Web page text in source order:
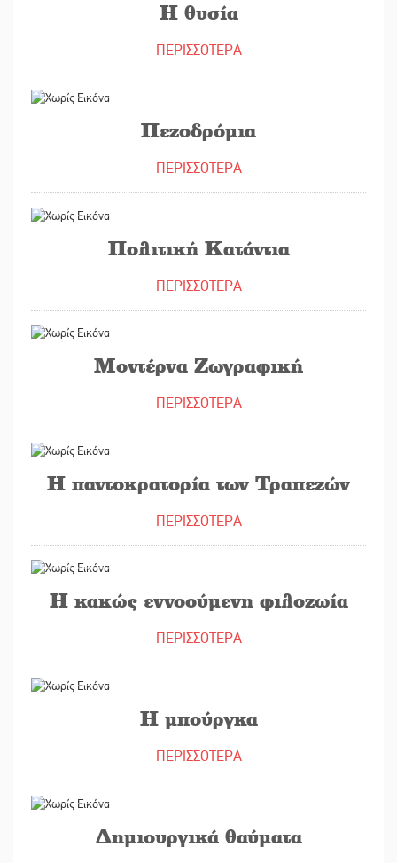
Η θυσία
ΠΕΡΙΣΣΟΤΕΡΑ
Πεζοδρόμια
ΠΕΡΙΣΣΟΤΕΡΑ
Πολιτική Κατάντια
ΠΕΡΙΣΣΟΤΕΡΑ
Μοντέρνα Ζωγραφική
ΠΕΡΙΣΣΟΤΕΡΑ
Η παντοκρατορία των Τραπεζών
ΠΕΡΙΣΣΟΤΕΡΑ
Η κακώς εννοούμενη φιλοζωία
ΠΕΡΙΣΣΟΤΕΡΑ
Η μπούργκα
ΠΕΡΙΣΣΟΤΕΡΑ
Δημιουργικά θαύματα